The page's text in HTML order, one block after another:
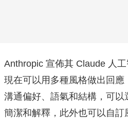
Anthropic 宣佈其 Claude 人
現在可以用多種風格做出回
溝通偏好、語氣和結構，可以
簡潔和解釋，此外也可以自訂